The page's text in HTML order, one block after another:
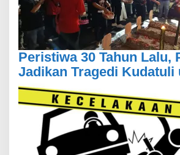
Peristiwa 30 Tahun Lalu,
Jadikan Tragedi Kudatuli
Memperkuat Persatuan